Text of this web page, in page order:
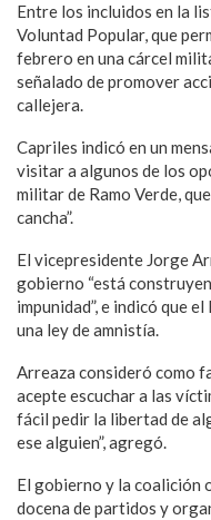
Entre los incluidos en la
Voluntad Popular, que
febrero en una cárcel
señalado de promover
callejera.
Capriles indicó en un
visitar a algunos de los
militar de Ramo Verde,
cancha”.
El vicepresidente Jorge
gobierno “está
impunidad”, e indicó que
una ley de amnistía.
Arreaza consideró como
acepte escuchar a las
fácil pedir la libertad de
ese alguien”, agregó.
El gobierno y la coalición
docena de partidos y